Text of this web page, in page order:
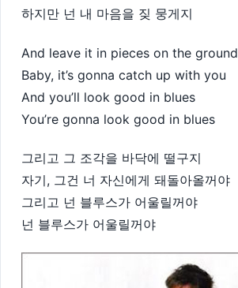
하지만 넌 내 마음을 짖 뭉게지
And leave it in pieces on the ground
Baby, it’s gonna catch up with you
And you’ll look good in blues
You’re gonna look good in blues
그리고 그 조각을 바닥에 떨구지
자기, 그건 너 자신에게 돼돌아올꺼야
그리고 넌 블루스가 어울릴꺼야
넌 블루스가 어울릴꺼야